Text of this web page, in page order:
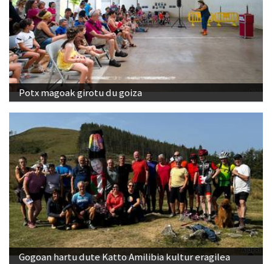
Potx magoak girotu du goiza
Gogoan hartu dute Katto Amilibia kultur eragilea